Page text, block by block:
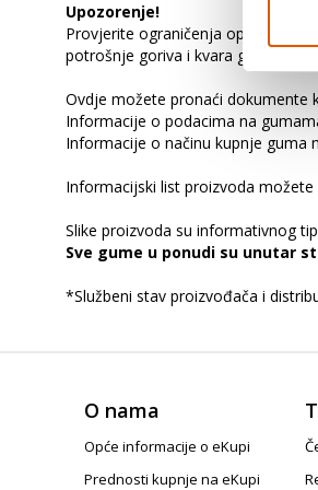
Upozorenje!
Provjerite ograničenja opterećenja
potrošnje goriva i kvara gume.
Ovdje možete pronaći dokumente
Informacije o podacima na
Informacije o načinu kupnje guma
Informacijski list proizvoda možete
Slike proizvoda su informativnog
Sve gume u ponudi su unutar
*Službeni stav proizvođača i
O nama
Opće informacije o eKupi
Prednosti kupnje na eKupi